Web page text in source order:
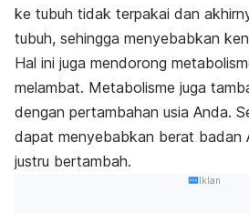
ke tubuh tidak terpakai dan
tubuh, sehingga menyebabkan
Hal ini juga mendorong
melambat. Metabolisme juga
dengan pertambahan usia Anda.
dapat menyebabkan berat badan
justru bertambah.
Iklan